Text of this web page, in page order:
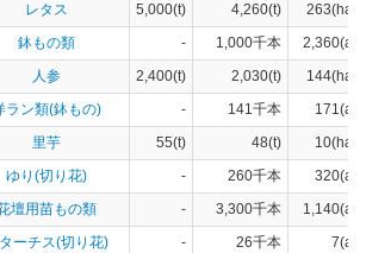
レタス 5,000(t) 4,260(t)
263(ha)
鉢もの類 - 1,000千本
2,360(a)
人参 2,400(t) 2,030(t)
144(ha)
ラン類(鉢もの) - 141千本
171(a)
里芋 55(t) 48(t)
10(ha)
ゆり(切り花) - 260千本
320(a)
壇用苗もの類 - 3,300千本
1,140(a)
ーチス(切り花) - 26千本
7(a)